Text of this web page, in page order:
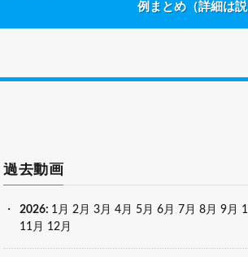
例まとめ（詳細は説
過去動画
2026: 1月 2月 3月 4月 5月 6月 7月 8月 9月
11月
12月